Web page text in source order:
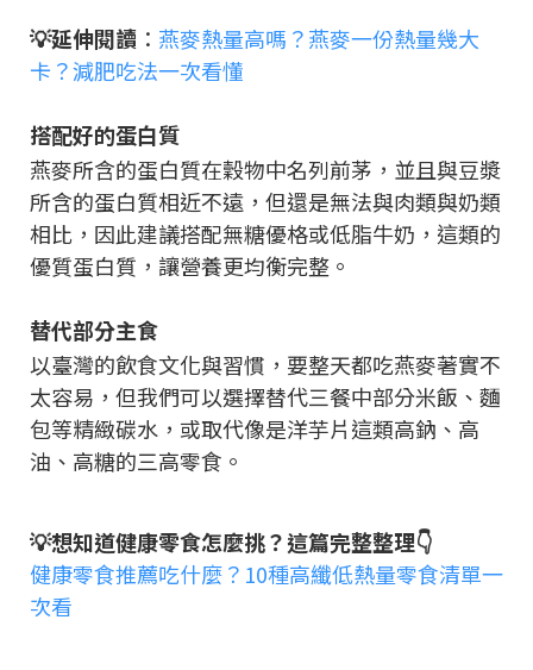
💡延伸閱讀 ： 燕麥熱量高嗎？燕麥一份熱量幾大
卡？減肥吃法一次看懂
搭配好的蛋白質
燕麥所含的蛋白質在穀物中名列前茅，並且與豆漿
所含的蛋白質相近不遠，但還是無法與肉類與奶類
相比，因此建議搭配無糖優格或低脂牛奶，這類的
優質蛋白質，讓營養更均衡完整。
替代部分主食
以臺灣的飲食文化與習慣，要整天都吃燕麥著實不
太容易，但我們可以選擇替代三餐中部分米飯、麵
包等精緻碳水，或取代像是洋芋片這類高鈉、高
油、高糖的三高零食。
💡想知道健康零食怎麼挑？這篇完整整理👇
健康零食推薦吃什麼？10種高纖低熱量零食清單一
次看